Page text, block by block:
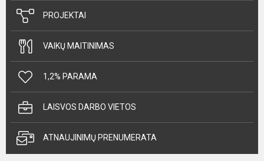
PROJEKTAI
VAIKŲ MAITINIMAS
1,2% PARAMA
LAISVOS DARBO VIETOS
ATNAUJINIMŲ PRENUMERATA